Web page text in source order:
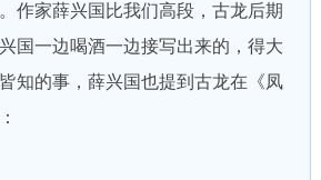
作家薛兴国比我们高段，古龙后期
国一边喝酒一边接写出来的，得大
知的事，薛兴国也提到古龙在《凤